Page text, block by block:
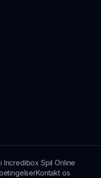
Incredibox Spil Online
Kontakt os